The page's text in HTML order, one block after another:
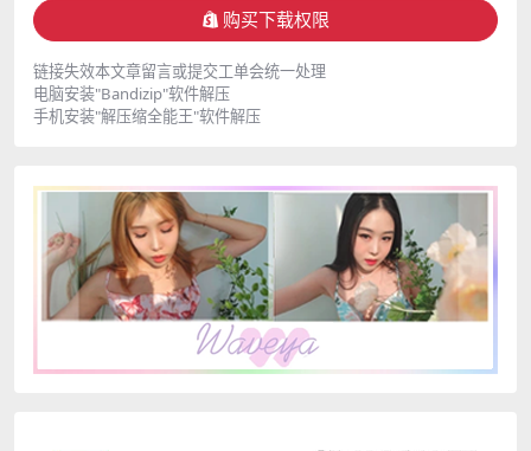
购买下载权限
链接失效本文章留言或提交工单会统一处理
电脑安装"Bandizip"软件解压
手机安装"解压缩全能王"软件解压